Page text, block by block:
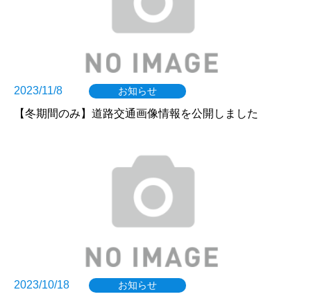
2023/11/8 お知らせ
【冬期間のみ】道路交通画像情報を公開しました
2023/10/18 お知らせ